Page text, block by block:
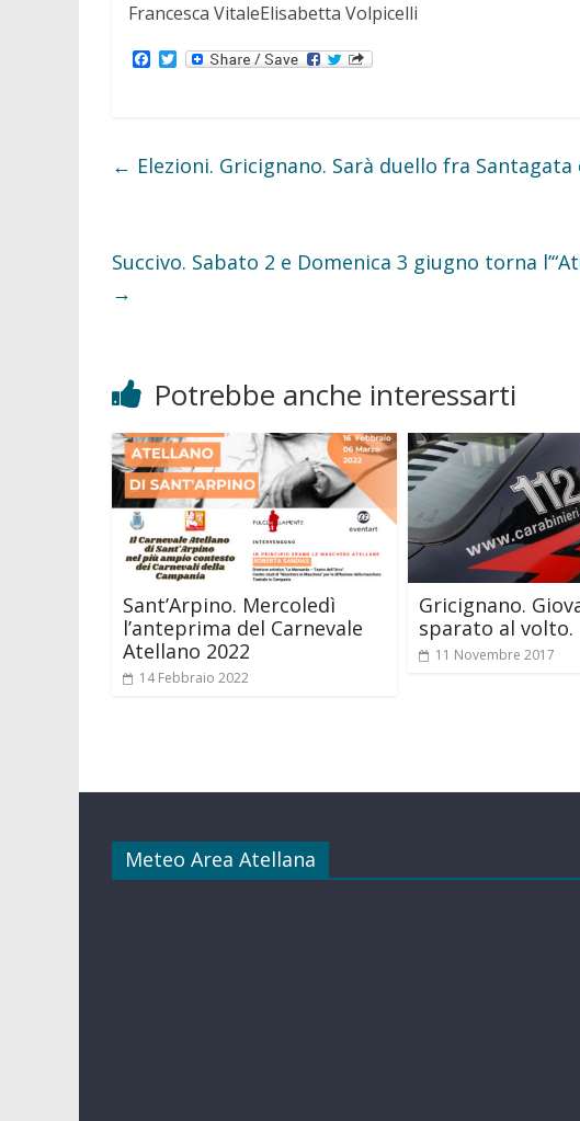
Francesca VitaleElisabetta Volpicelli
o
T
r
← Elezioni. Gricignano. Sarà duello fra Santagata
Succivo. Sabato 2 e Domenica 3 giugno torna
→
Potrebbe anche interessarti
Sant’Arpino. Mercoledì
l’anteprima del Carnevale
Atellano 2022
14 Febbraio 2022
Gricignano.
sparato al volto.
11 Novembre 2017
Meteo Area Atellana